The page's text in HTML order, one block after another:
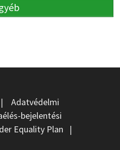
| Adatvédelmi
bejelentési
Equality Plan |